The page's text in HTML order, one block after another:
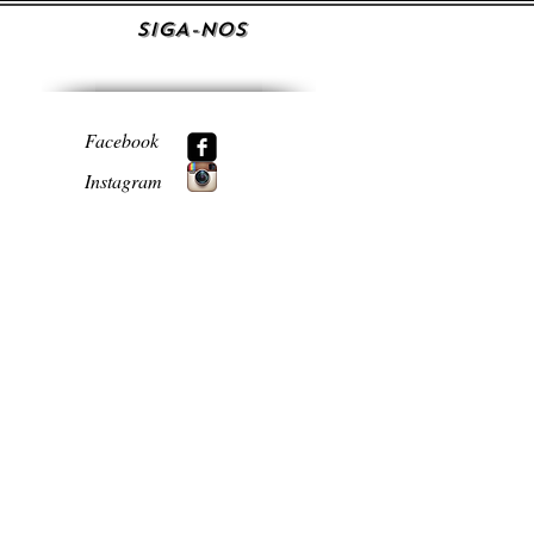
SIGA-NOS
Facebook
Instagram